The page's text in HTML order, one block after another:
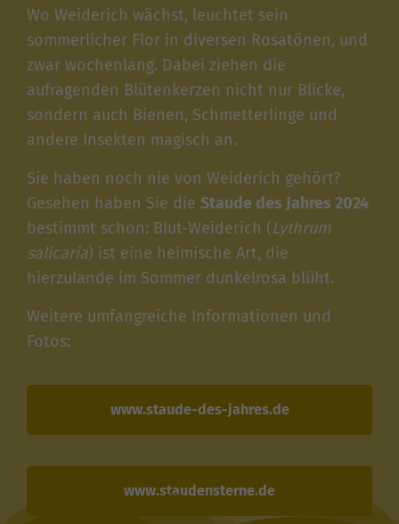
Wo Weiderich wächst, leuchtet sein
sommerlicher Flor in diversen Rosatönen, und
zwar wochenlang. Dabei ziehen die
aufragenden Blütenkerzen nicht nur Blicke,
sondern auch Bienen, Schmetterlinge und
andere Insekten magisch an.
Sie haben noch nie von Weiderich gehört?
Gesehen haben Sie die Staude des Jahres 2024
bestimmt schon: Blut-Weiderich (Lythrum
salicaria) ist eine heimische Art, die
hierzulande im Sommer dunkelrosa blüht.
Weitere umfangreiche Informationen und
Fotos:
www.staude-des-jahres.de
www.staudensterne.de